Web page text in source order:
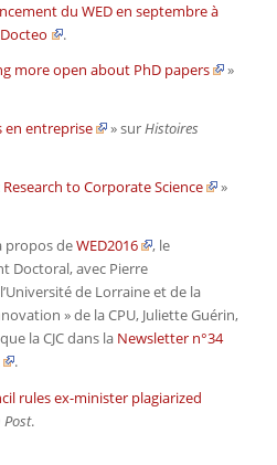
du WED en septembre à
.
more open about PhD papers
»
en entreprise » surHistoires
to Corporate Science
»
propos deWED2016
, le
Doctoral, avec Pierre
de Lorraine et de la
» de la CPU, Juliette Guérin,
la CJC dans la Newsletter n°34
.
rules ex-minister plagiarized
.